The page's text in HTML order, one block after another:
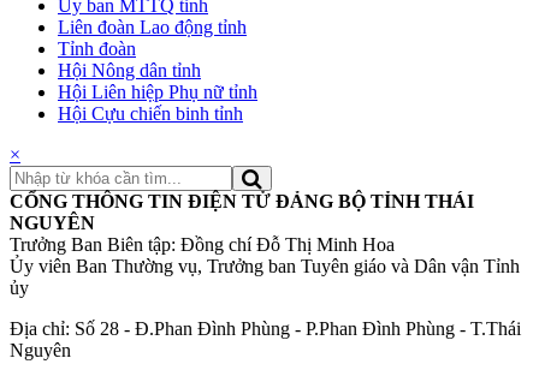
Ủy ban MTTQ tỉnh
Liên đoàn Lao động tỉnh
Tỉnh đoàn
Hội Nông dân tỉnh
Hội Liên hiệp Phụ nữ tỉnh
Hội Cựu chiến binh tỉnh
×
CỔNG THÔNG TIN ĐIỆN TỬ ĐẢNG BỘ TỈNH THÁI
NGUYÊN
Trưởng Ban Biên tập: Đồng chí Đỗ Thị Minh Hoa
Ủy viên Ban Thường vụ, Trưởng ban Tuyên giáo và Dân vận Tỉnh
ủy
Địa chỉ: Số 28 - Đ.Phan Đình Phùng - P.Phan Đình Phùng - T.Thái
Nguyên